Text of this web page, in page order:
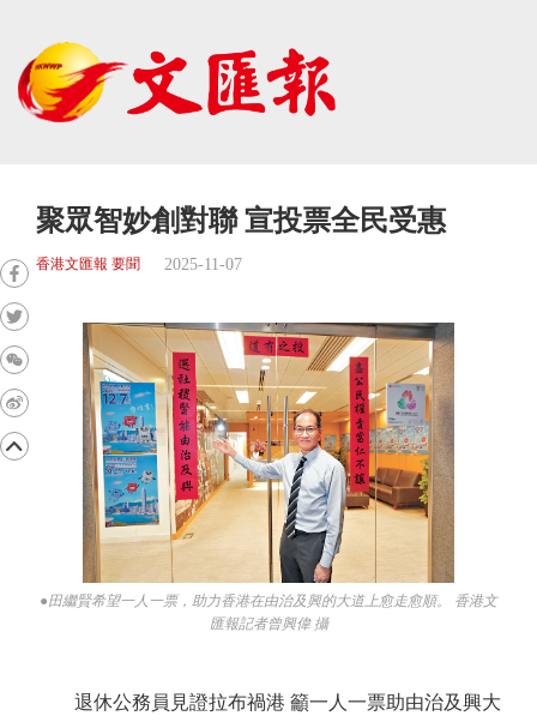
聚眾智妙創對聯 宣投票全民受惠
香港文匯報 要聞 2025-11-07
●田繼賢希望一人一票，助力香港在由治及興的大道上愈走愈順。 香港文
匯報記者曾興偉 攝
退休公務員見證拉布禍港 籲一人一票助由治及興大